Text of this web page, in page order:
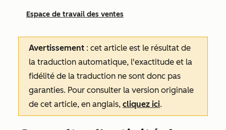
Espace de travail des ventes
Avertissement : cet article est le résultat de
la traduction automatique, l'exactitude et la
fidélité de la traduction ne sont donc pas
garanties. Pour consulter la version originale
de cet article, en anglais, cliquez ici.